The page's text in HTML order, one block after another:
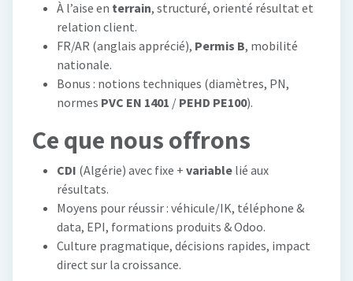
À l’aise en terrain, structuré, orienté résultat et
relation client.
FR/AR (anglais apprécié), Permis B, mobilité
nationale.
Bonus : notions techniques (diamètres, PN,
normes PVC EN 1401 / PEHD PE100).
Ce que nous offrons
CDI (Algérie) avec fixe + variable lié aux
résultats.
Moyens pour réussir : véhicule/IK, téléphone &
data, EPI, formations produits & Odoo.
Culture pragmatique, décisions rapides, impact
direct sur la croissance.